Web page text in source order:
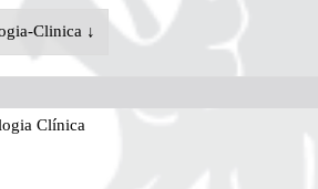
Clinica ↓
Clínica